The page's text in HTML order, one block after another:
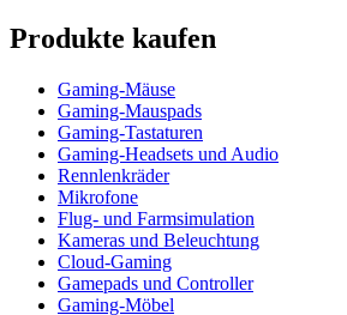
Produkte kaufen
Gaming-Mäuse
Gaming-Mauspads
Gaming-Tastaturen
Gaming-Headsets und Audio
Rennlenkräder
Mikrofone
Flug- und Farmsimulation
Kameras und Beleuchtung
Cloud-Gaming
Gamepads und Controller
Gaming-Möbel